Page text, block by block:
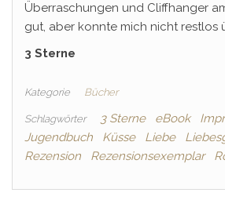
Überraschungen und Cliffhanger
gut, aber konnte mich nicht restlos
3 Sterne
Kategorie Bücher
Schlagwörter 3 Sterne eBook
Jugendbuch
Küsse Liebe
Rezension
Rezensionsexemplar